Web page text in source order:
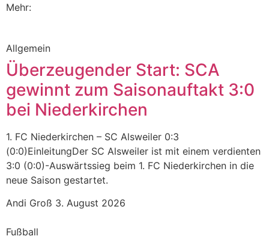
Mehr:
Allgemein
Überzeugender Start: SCA
gewinnt zum Saisonauftakt 3:0
bei Niederkirchen
1. FC Niederkirchen – SC Alsweiler 0:3
(0:0)EinleitungDer SC Alsweiler ist mit einem verdienten
3:0 (0:0)-Auswärtssieg beim 1. FC Niederkirchen in die
neue Saison gestartet.
Andi Groß 3. August 2026
Fußball